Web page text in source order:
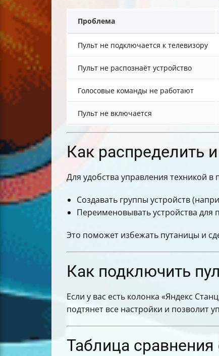
Проблема
Пульт не подключается к телевизору
Пульт не распознаёт устройство
Голосовые команды не работают
Пульт не включается
Как распределить
Для удобства управления техникой
Создавать группы устройств
Переименовывать устройства для
Это поможет избежать путаницы и
Как подключить
Если у вас есть колонка «Яндекс
подтянет все настройки и позволит
Таблица сравнения